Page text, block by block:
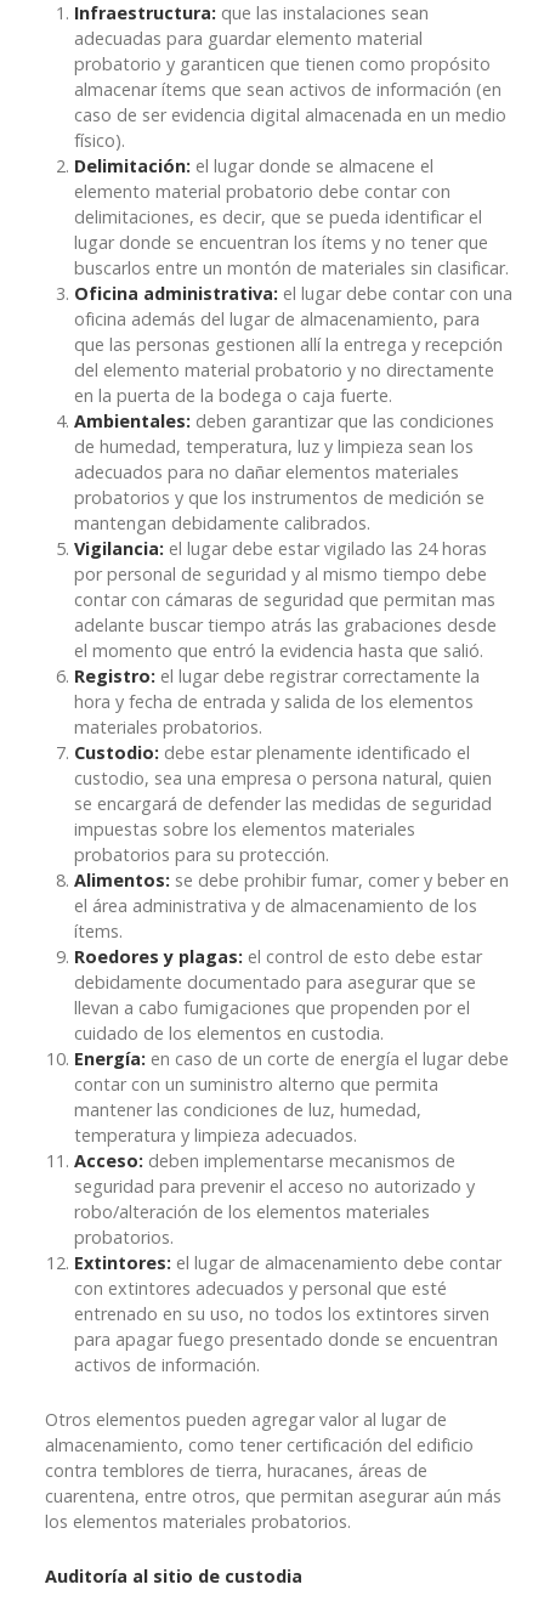
Infraestructura: que las instalaciones sean
adecuadas para guardar elemento material
probatorio y garanticen que tienen como propósito
almacenar ítems que sean activos de información (en
caso de ser evidencia digital almacenada en un medio
físico).
Delimitación: el lugar donde se almacene el
elemento material probatorio debe contar con
delimitaciones, es decir, que se pueda identificar el
lugar donde se encuentran los ítems y no tener que
buscarlos entre un montón de materiales sin clasificar.
Oficina administrativa: el lugar debe contar con una
oficina además del lugar de almacenamiento, para
que las personas gestionen allí la entrega y recepción
del elemento material probatorio y no directamente
en la puerta de la bodega o caja fuerte.
Ambientales: deben garantizar que las condiciones
de humedad, temperatura, luz y limpieza sean los
adecuados para no dañar elementos materiales
probatorios y que los instrumentos de medición se
mantengan debidamente calibrados.
Vigilancia: el lugar debe estar vigilado las 24 horas
por personal de seguridad y al mismo tiempo debe
contar con cámaras de seguridad que permitan mas
adelante buscar tiempo atrás las grabaciones desde
el momento que entró la evidencia hasta que salió.
Registro: el lugar debe registrar correctamente la
hora y fecha de entrada y salida de los elementos
materiales probatorios.
Custodio: debe estar plenamente identificado el
custodio, sea una empresa o persona natural, quien
se encargará de defender las medidas de seguridad
impuestas sobre los elementos materiales
probatorios para su protección.
Alimentos: se debe prohibir fumar, comer y beber en
el área administrativa y de almacenamiento de los
ítems.
Roedores y plagas: el control de esto debe estar
debidamente documentado para asegurar que se
llevan a cabo fumigaciones que propenden por el
cuidado de los elementos en custodia.
Energía: en caso de un corte de energía el lugar debe
contar con un suministro alterno que permita
mantener las condiciones de luz, humedad,
temperatura y limpieza adecuados.
Acceso: deben implementarse mecanismos de
seguridad para prevenir el acceso no autorizado y
robo/alteración de los elementos materiales
probatorios.
Extintores: el lugar de almacenamiento debe contar
con extintores adecuados y personal que esté
entrenado en su uso, no todos los extintores sirven
para apagar fuego presentado donde se encuentran
activos de información.
Otros elementos pueden agregar valor al lugar de
almacenamiento, como tener certificación del edificio
contra temblores de tierra, huracanes, áreas de
cuarentena, entre otros, que permitan asegurar aún más
los elementos materiales probatorios.
Auditoría al sitio de custodia